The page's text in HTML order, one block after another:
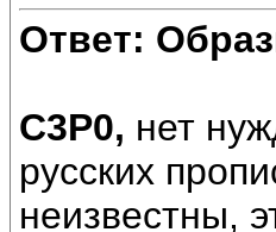
Ответ:
С3Р0, нет
русских
неизвестны,